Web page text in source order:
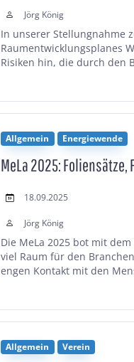
Jörg König
In unserer Stellungnahme
Raumentwicklungsplanes
Risiken hin, die durch den
Allgemein Energiewende
MeLa 2025:
18.09.2025
Jörg König
Die MeLa 2025 bot mit
viel Raum für den
engen Kontakt mit den
Allgemein
Verein